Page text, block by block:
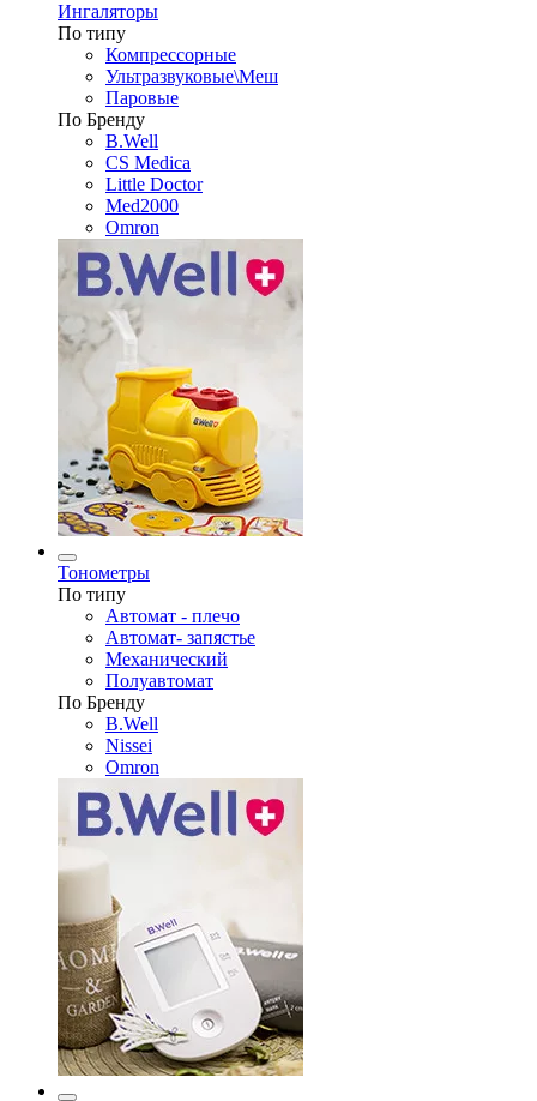
Ингаляторы
По типу
Компрессорные
Ультразвуковые\Меш
Паровые
По Бренду
B.Well
CS Medica
Little Doctor
Med2000
Omron
Тонометры
По типу
Автомат - плечо
Автомат- запястье
Механический
Полуавтомат
По Бренду
B.Well
Nissei
Omron